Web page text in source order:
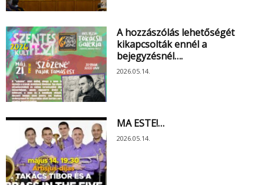
A hozzászólás lehetőségét
kikapcsolták ennél a
bejegyzésnél….
2026.05.14.
MA ESTE!…
2026.05.14.